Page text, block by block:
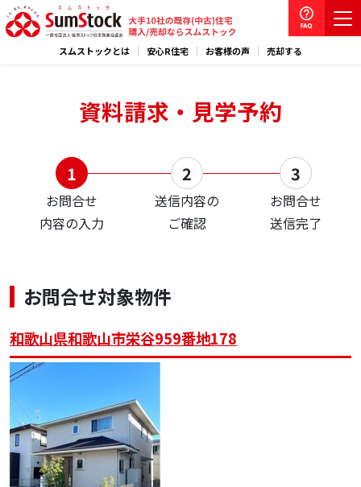
スムストックとは 安心R住宅 お客様の声 売却する
資料請求・見学予約
お問合せ
内容の入力
送信内容の
ご確認
お問合せ
送信完了
お問合せ対象物件
和歌山県和歌山市栄谷959番地178